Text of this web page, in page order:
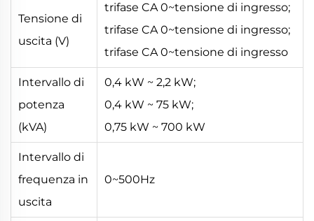
Tensione di
uscita (V)
trifase CA 0~tensione di ingresso;
trifase CA 0~tensione di ingresso;
trifase CA 0~tensione di ingresso
Intervallo di
potenza
(kVA)
0,4 kW ~ 2,2 kW;
0,4 kW ~ 75 kW;
0,75 kW ~ 700 kW
Intervallo di
frequenza in
uscita
0~500Hz